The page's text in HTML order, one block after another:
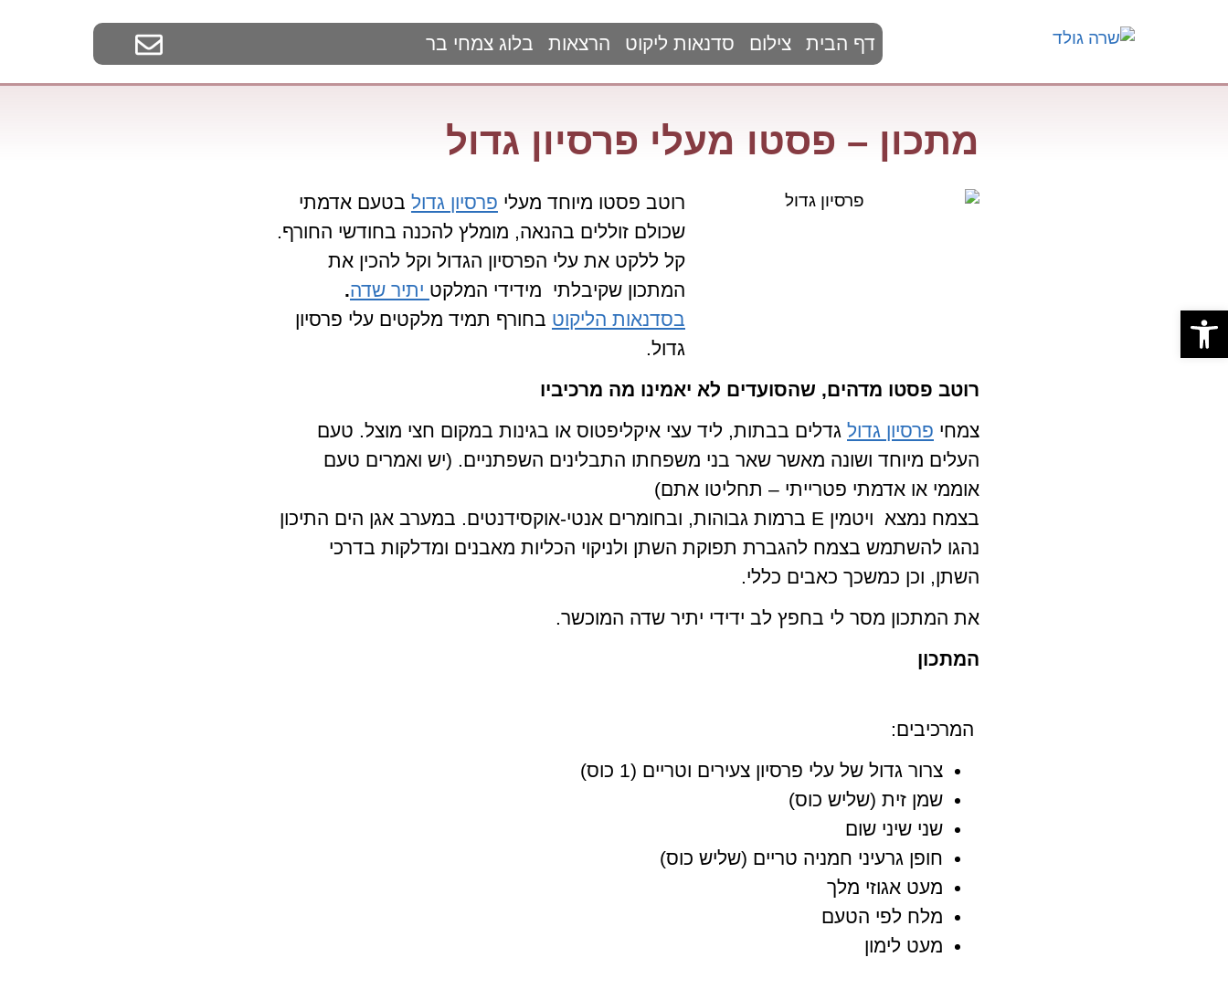
פתח סרגל נגישות
דף הבית צילום סדנאות ליקוט הרצאות בלוג צמחי בר
מתכון – פסטו מעלי פרסיון גדול
רוטב פסטו מיוחד מעלי פרסיון גדול בטעם אדמתי
שכולם זוללים בהנאה, מומלץ להכנה בחודשי החורף.
קל ללקט את עלי הפרסיון הגדול וקל להכין את
המתכון שקיבלתי מידידי המלקט יתיר שדה.
בסדנאות הליקוט בחורף תמיד מלקטים עלי פרסיון
גדול.
רוטב פסטו מדהים, שהסועדים לא יאמינו מה מרכיביו
צמחי פרסיון גדול גדלים בבתות, ליד עצי איקליפטוס או בגינות במקום חצי מוצל. טעם
העלים מיוחד ושונה מאשר שאר בני משפחתו התבלינים השפתניים. (יש ואמרים טעם
אוממי או אדמתי פטרייתי – תחליטו אתם)
בצמח נמצא ויטמין E ברמות גבוהות, ובחומרים אנטי-אוקסידנטים. במערב אגן הים התיכון
נהגו להשתמש בצמח להגברת תפוקת השתן ולניקוי הכליות מאבנים ומדלקות בדרכי
השתן, וכן כמשכך כאבים כללי.
את המתכון מסר לי בחפץ לב ידידי יתיר שדה המוכשר.
המתכון
המרכיבים:
צרור גדול של עלי פרסיון צעירים וטריים (1 כוס)
שמן זית (שליש כוס)
שני שיני שום
חופן גרעיני חמניה טריים (שליש כוס)
מעט אגוזי מלך
מלח לפי הטעם
מעט לימון